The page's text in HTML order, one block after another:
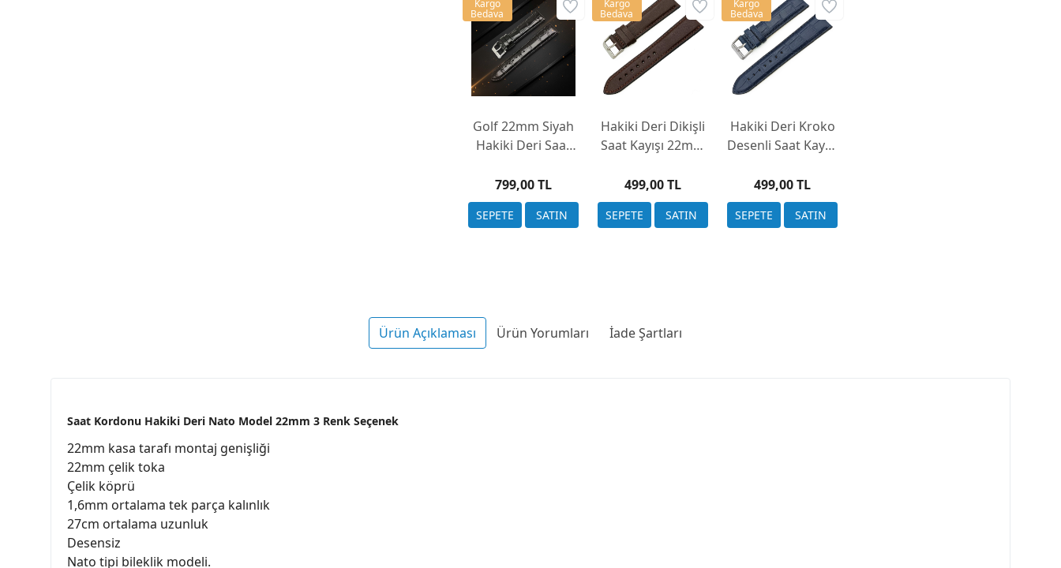
Golf 22mm Siyah
Hakiki Deri Saat
Desen Bombeli
799,00 TL
Kargo
Bedava
Hakiki Deri Dikişli
Saat Kayışı 22mm
Üretim)
499,00 TL
Kargo
Bedava
Hakiki Deri Kroko
Desenli Saat Kayışı
Yerli Üretim)
499,00 TL
Kargo
Bedava
Ürün Açıklaması Ürün Yorumları İade Şartları
Saat Kordonu Hakiki Deri Nato Model 22mm 3 Renk Seçenek
22mm kasa tarafı montaj genişliği
22mm çelik toka
Çelik köprü
1,6mm ortalama tek parça kalınlık
27cm ortalama uzunluk
Desensiz
Nato tipi bileklik modeli.